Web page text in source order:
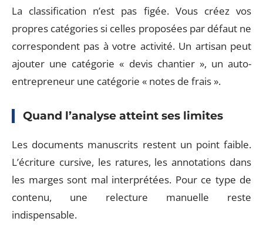
La classification n’est pas figée. Vous créez vos
propres catégories si celles proposées par défaut ne
correspondent pas à votre activité. Un artisan peut
ajouter une catégorie « devis chantier », un auto-
entrepreneur une catégorie « notes de frais ».
Quand l’analyse atteint ses limites
Les documents manuscrits restent un point faible.
L’écriture cursive, les ratures, les annotations dans
les marges sont mal interprétées. Pour ce type de
contenu, une relecture manuelle reste
indispensable.